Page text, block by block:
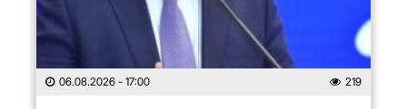
06.08.2026 - 17:00 219